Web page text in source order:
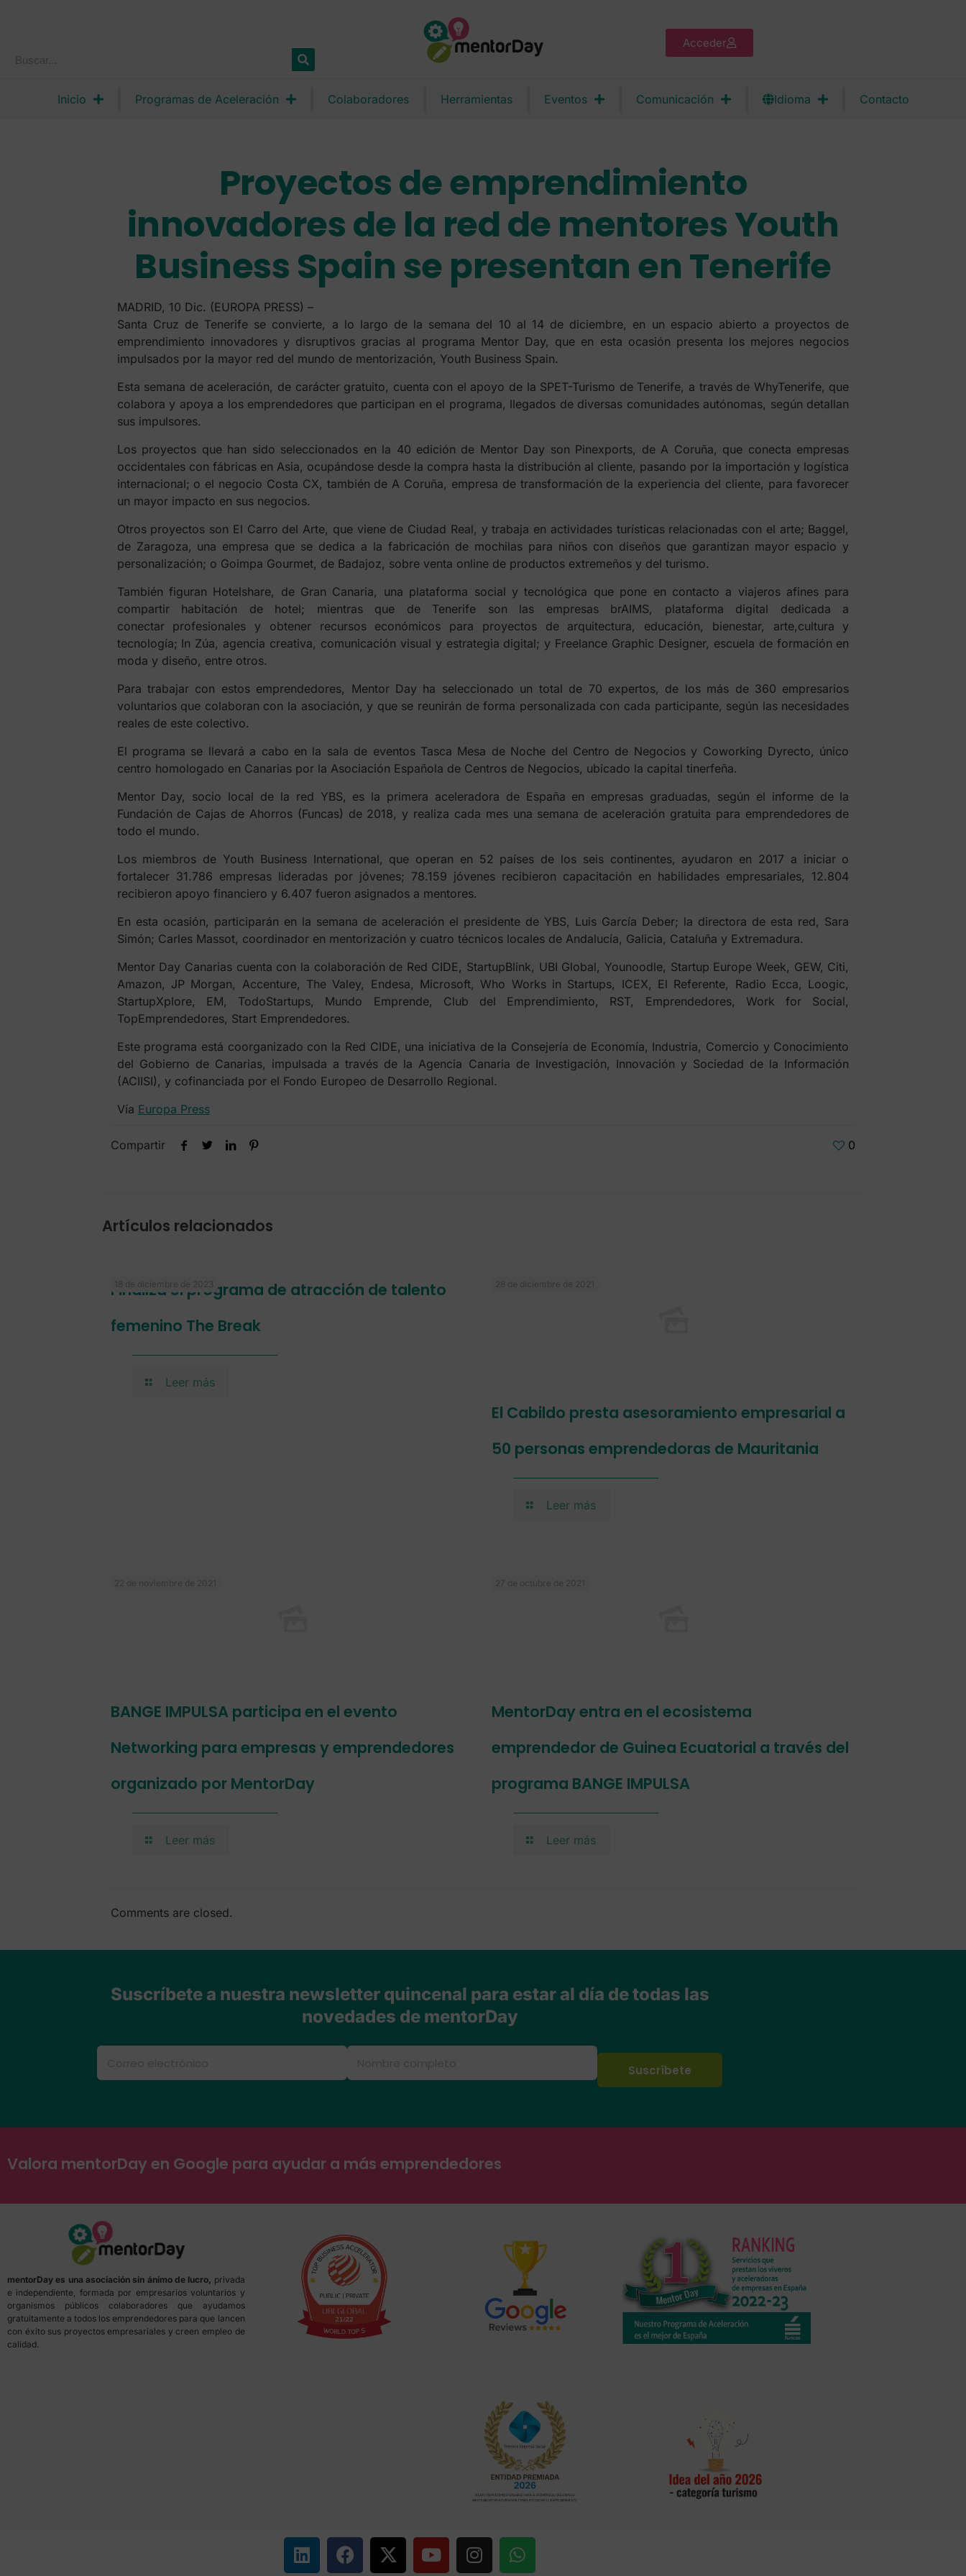
Acceder
Inicio Programas de Aceleración Colaboradores Herramientas Eventos Comunicación Idioma Contacto
Proyectos de emprendimiento
innovadores de la red de mentores Youth
Business Spain se presentan en Tenerife
MADRID, 10 Dic. (EUROPA PRESS) –
Santa Cruz de Tenerife se convierte, a lo largo de la semana del 10 al 14 de diciembre, en un espacio abierto a proyectos de
emprendimiento innovadores y disruptivos gracias al programa Mentor Day, que en esta ocasión presenta los mejores negocios
impulsados por la mayor red del mundo de mentorización, Youth Business Spain.
Esta semana de aceleración, de carácter gratuito, cuenta con el apoyo de la SPET-Turismo de Tenerife, a través de WhyTenerife, que
colabora y apoya a los emprendedores que participan en el programa, llegados de diversas comunidades autónomas, según detallan
sus impulsores.
Los proyectos que han sido seleccionados en la 40 edición de Mentor Day son Pinexports, de A Coruña, que conecta empresas
occidentales con fábricas en Asia, ocupándose desde la compra hasta la distribución al cliente, pasando por la importación y logística
internacional; o el negocio Costa CX, también de A Coruña, empresa de transformación de la experiencia del cliente, para favorecer
un mayor impacto en sus negocios.
Otros proyectos son El Carro del Arte, que viene de Ciudad Real, y trabaja en actividades turísticas relacionadas con el arte; Baggel,
de Zaragoza, una empresa que se dedica a la fabricación de mochilas para niños con diseños que garantizan mayor espacio y
personalización; o Goimpa Gourmet, de Badajoz, sobre venta online de productos extremeños y del turismo.
También figuran Hotelshare, de Gran Canaria, una plataforma social y tecnológica que pone en contacto a viajeros afines para
compartir habitación de hotel; mientras que de Tenerife son las empresas brAIMS, plataforma digital dedicada a
conectar profesionales y obtener recursos económicos para proyectos de arquitectura, educación, bienestar, arte,cultura y
tecnología; In Zúa, agencia creativa, comunicación visual y estrategia digital; y Freelance Graphic Designer, escuela de formación en
moda y diseño, entre otros.
Para trabajar con estos emprendedores, Mentor Day ha seleccionado un total de 70 expertos, de los más de 360 empresarios
voluntarios que colaboran con la asociación, y que se reunirán de forma personalizada con cada participante, según las necesidades
reales de este colectivo.
El programa se llevará a cabo en la sala de eventos Tasca Mesa de Noche del Centro de Negocios y Coworking Dyrecto, único
centro homologado en Canarias por la Asociación Española de Centros de Negocios, ubicado la capital tinerfeña.
Mentor Day, socio local de la red YBS, es la primera aceleradora de España en empresas graduadas, según el informe de la
Fundación de Cajas de Ahorros (Funcas) de 2018, y realiza cada mes una semana de aceleración gratuita para emprendedores de
todo el mundo.
Los miembros de Youth Business International, que operan en 52 países de los seis continentes, ayudaron en 2017 a iniciar o
fortalecer 31.786 empresas lideradas por jóvenes; 78.159 jóvenes recibieron capacitación en habilidades empresariales, 12.804
recibieron apoyo financiero y 6.407 fueron asignados a mentores.
En esta ocasión, participarán en la semana de aceleración el presidente de YBS, Luis García Deber; la directora de esta red, Sara
Simón; Carles Massot, coordinador en mentorización y cuatro técnicos locales de Andalucía, Galicia, Cataluña y Extremadura.
Mentor Day Canarias cuenta con la colaboración de Red CIDE, StartupBlink, UBI Global, Younoodle, Startup Europe Week, GEW, Citi,
Amazon, JP Morgan, Accenture, The Valey, Endesa, Microsoft, Who Works in Startups, ICEX, El Referente, Radio Ecca, Loogic,
StartupXplore, EM, TodoStartups, Mundo Emprende, Club del Emprendimiento, RST, Emprendedores, Work for Social,
TopEmprendedores, Start Emprendedores.
Este programa está coorganizado con la Red CIDE, una iniciativa de la Consejería de Economía, Industria, Comercio y Conocimiento
del Gobierno de Canarias, impulsada a través de la Agencia Canaria de Investigación, Innovación y Sociedad de la Información
(ACIISI), y cofinanciada por el Fondo Europeo de Desarrollo Regional.
Vía Europa Press
Compartir 0
Artículos relacionados
18 de diciembre de 2023
Finaliza el programa de atracción de talento
femenino The Break
Leer más
28 de diciembre de 2021
El Cabildo presta asesoramiento empresarial a
50 personas emprendedoras de Mauritania
Leer más
22 de noviembre de 2021
BANGE IMPULSA participa en el evento
Networking para empresas y emprendedores
organizado por MentorDay
Leer más
27 de octubre de 2021
MentorDay entra en el ecosistema
emprendedor de Guinea Ecuatorial a través del
programa BANGE IMPULSA
Leer más
Comments are closed.
Suscríbete a nuestra newsletter quincenal para estar al día de todas las
novedades de mentorDay
Valora mentorDay en Google para ayudar a más emprendedores
mentorDay es una asociación sin ánimo de lucro, privada
e independiente, formada por empresarios voluntarios y
organismos públicos colaboradores que ayudamos
gratuitamente a todos los emprendedores para que lancen
con éxito sus proyectos empresariales y creen empleo de
calidad.